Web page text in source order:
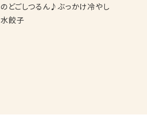
のどごしつるん♪ぶっかけ冷やし
水餃子